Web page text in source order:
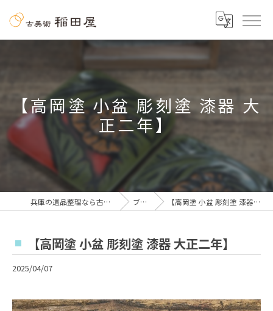
【高岡塗 小盆 彫刻塗 漆器 大
正二年】
兵庫の遺品整理なら古美術 稲田屋 ブログ 【高岡塗 小盆 彫刻塗 漆器 大正二年】
【高岡塗 小盆 彫刻塗 漆器 大正二年】
2025/04/07